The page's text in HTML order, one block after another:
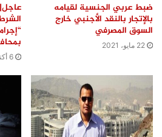
ضبط عربي الجنسية لقيامه
بالإتجار بالنقد الأجنبي خارج
السوق المصرفي
22 مايو، 2021
6 أكتوبر، 2021